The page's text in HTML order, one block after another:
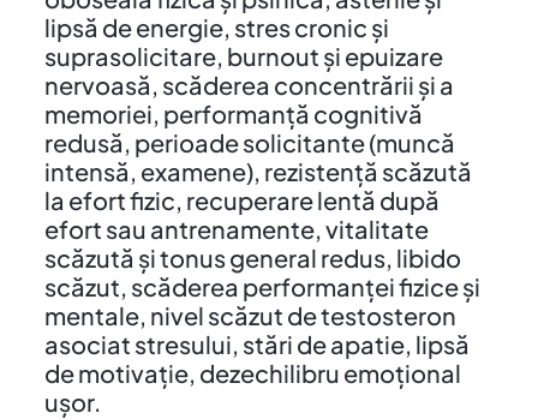
lipsă de energie, stres cronic și
suprasolicitare, burnout și epuizare
nervoasă, scăderea concentrării și a
memoriei, performanță cognitivă
redusă, perioade solicitante (muncă
intensă, examene), rezistență scăzută
la efort fizic, recuperare lentă după
efort sau antrenamente, vitalitate
scăzută și tonus general redus, libido
scăzut, scăderea performanței fizice și
mentale, nivel scăzut de testosteron
asociat stresului, stări de apatie, lipsă
de motivație, dezechilibru emoțional
ușor.